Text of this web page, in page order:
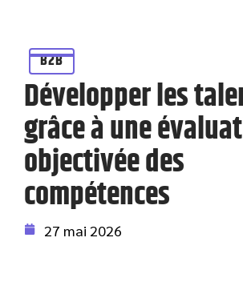
B2B
Développer les
grâce à une
objectivée des
compétences
27 mai 2026